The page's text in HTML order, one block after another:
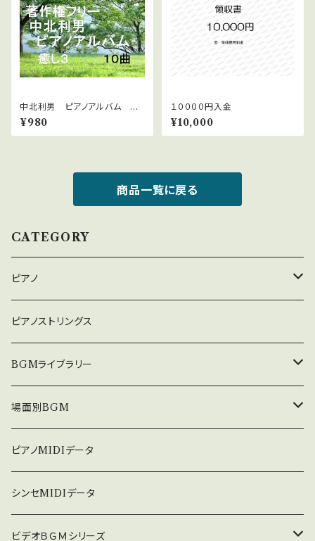
中北利男 ピアノアルバム 癒
し3
¥980
１００００円入金
¥10,000
商品一覧に戻る
CATEGORY
ピアノ
癒しのピアノ
中北利男 夢シリーズ
５０８曲シリーズ
３６０曲シリーズ
ピアノストリングス
BGMライブラリー
オルゴール
場面別BGM
悲しい
暗い
普通
ピアノMIDIデータ
シンセMIDIデータ
ビデオＢＧＭシリーズ